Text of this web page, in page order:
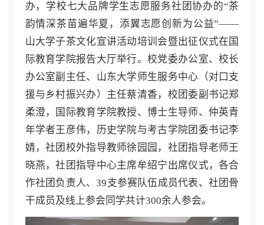
办，学校七大品牌学生志愿服务社团协办的“茶
韵情深茶苗遍华夏，添翼志愿创新为公益”——
山大学子茶文化宣讲活动培训会暨出征仪式在国
际教育学院报告大厅举行。校党委办公室、校长
办公室副主任、山东大学师生服务中心（对口支
援与乡村振兴办）主任蔡清香，校团委副书记郑
柔澄，国际教育学院教授、博士生导师、仲英青
年学者王彦伟，历史学院与考古学院团委书记李
婧，社团校外指导教师徐园园，社团指导老师王
晓燕，社团指导中心主席牟绍宁出席仪式，各合
作社团负责人、39支参赛队伍成员代表、社团骨
干成员及线上参会同学共计300余人参会。